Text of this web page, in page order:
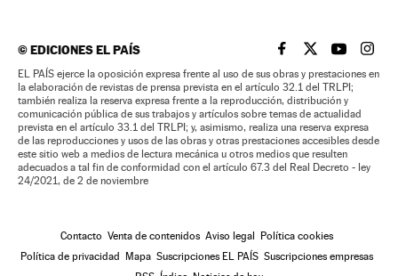
©EDICIONES EL PAÍS EL PAÍS BRASIL EN
EL PAÍSEL PAÍS
EL
EL PAÍS ejerce la oposición expresa frente al uso de sus obras y prestaciones en
la elaboración de revistas de prensa prevista en el artículo 32.1 del TRLPI;
también realiza la reserva expresa frente a la reproducción, distribución y
comunicación pública de sus trabajos y artículos sobre temas de actualidad
prevista en el artículo 33.1 del TRLPI; y, asimismo, realiza una reserva expresa
de las reproducciones y usos de las obras y otras prestaciones accesibles desde
este sitio web a medios de lectura mecánica u otros medios que resulten
adecuados a tal fin de conformidad con el artículo 67.3 del Real Decreto - ley
24/2021, de 2 de noviembre
Contacto Venta de contenidos Aviso legal Política cookies
Política de privacidad Mapa Suscripciones EL PAÍS Suscripciones empresas